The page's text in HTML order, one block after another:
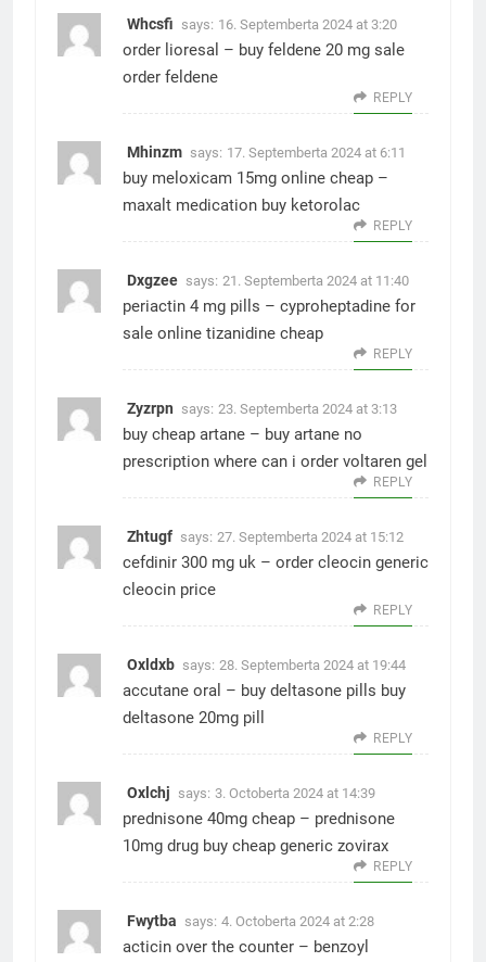
Whcsfi says: 16. Septemberta 2024 at 3:20
order lioresal – buy feldene 20 mg sale
order feldene
REPLY
Mhinzm says: 17. Septemberta 2024 at 6:11
buy meloxicam 15mg online cheap –
maxalt medication buy ketorolac
REPLY
Dxgzee says: 21. Septemberta 2024 at 11:40
periactin 4 mg pills – cyproheptadine for
sale online tizanidine cheap
REPLY
Zyzrpn says: 23. Septemberta 2024 at 3:13
buy cheap artane – buy artane no
prescription where can i order voltaren gel
REPLY
Zhtugf says: 27. Septemberta 2024 at 15:12
cefdinir 300 mg uk – order cleocin generic
cleocin price
REPLY
Oxldxb says: 28. Septemberta 2024 at 19:44
accutane oral – buy deltasone pills buy
deltasone 20mg pill
REPLY
Oxlchj says: 3. Octoberta 2024 at 14:39
prednisone 40mg cheap – prednisone
10mg drug buy cheap generic zovirax
REPLY
Fwytba says: 4. Octoberta 2024 at 2:28
acticin over the counter – benzoyl